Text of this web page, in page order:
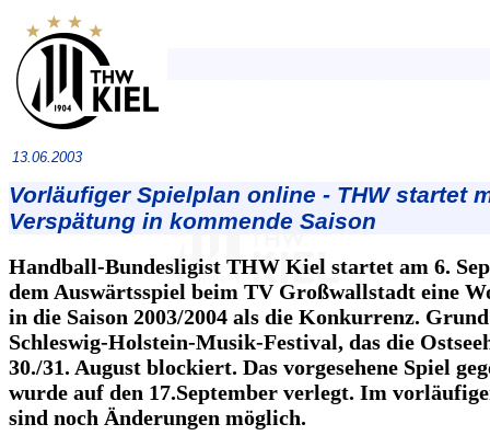
13.06.2003
Vorläufiger Spielplan online - THW startet
Verspätung in kommende Saison
Handball-Bundesligist THW Kiel startet am 6.
dem Auswärtsspiel beim TV Großwallstadt eine
in die Saison 2003/2004 als die Konkurrenz.
Schleswig-Holstein-Musik-Festival, das die
30./31. August blockiert. Das vorgesehene Spiel
wurde auf den 17.September verlegt. Im
sind noch Änderungen möglich.